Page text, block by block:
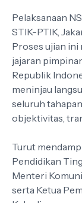
Pelaksanaan
STIK-PTIK,
Proses ujian ini
jajaran
Republik
meninjau
seluruh
objektivitas,
Turut
Pendidikan
Menteri
serta Ketua